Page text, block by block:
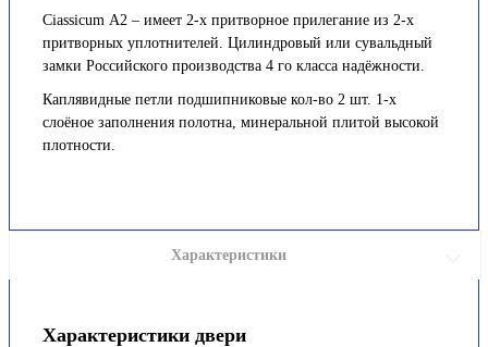
Ciassicum А2 – имеет 2-х притворное прилегание из 2-х
притворных уплотнителей. Цилиндровый или сувальдный
замки Российского производства 4 го класса надёжности.
Каплявидные петли подшипниковые кол-во 2 шт. 1-х
слоёное заполнения полотна, минеральной плитой высокой
плотности.
Характеристики
Характеристики двери